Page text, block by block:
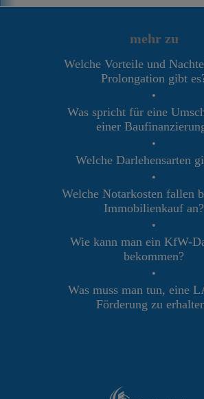
mehr zu
Welche Vorteile und
Prolongation gibt
•
Was spricht für eine
einer
•
Welche Darlehensarten
•
Welche Notarkosten fallen
Immobilienkauf an?
•
Wie kann man ein KfW-
bekommen?
•
Was muss man tun, eine
Förderung zu